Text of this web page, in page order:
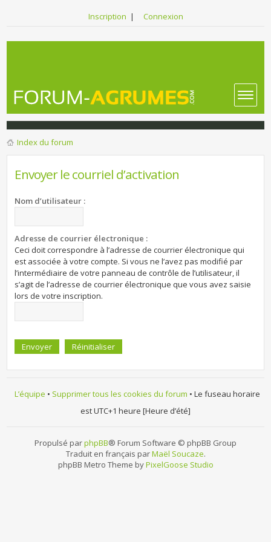
Inscription | Connexion
Index du forum
Envoyer le courriel d’activation
Nom d’utilisateur :
Adresse de courrier électronique :
Ceci doit correspondre à l’adresse de courrier électronique qui
est associée à votre compte. Si vous ne l’avez pas modifié par
l’intermédiaire de votre panneau de contrôle de l’utilisateur, il
s’agit de l’adresse de courrier électronique que vous avez saisie
lors de votre inscription.
L’équipe • Supprimer tous les cookies du forum • Le fuseau horaire
est UTC+1 heure [Heure d’été]
Propulsé parphpBB® Forum Software © phpBB Group
Traduit en français parMaël Soucaze.
phpBB Metro Theme byPixelGoose Studio